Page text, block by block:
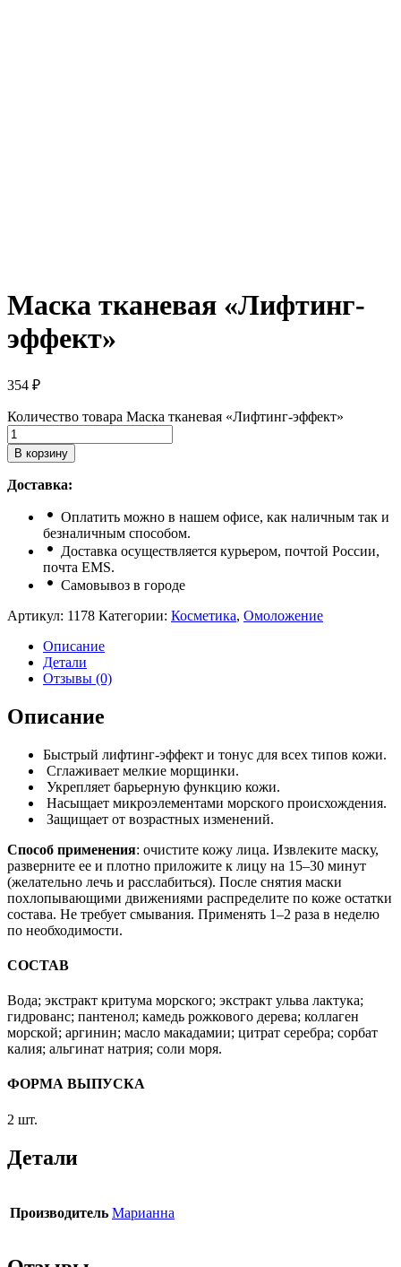
Маска тканевая «Лифтинг-
эффект»
354 ₽
Количество товара Маска тканевая «Лифтинг-эффект»
В корзину
Доставка:
Оплатить можно в нашем офисе, как наличным так и
безналичным способом.
Доставка осуществляется курьером, почтой России,
почта ЕМS.
Самовывоз в городе
Артикул: 1178 Категории: Косметика, Омоложение
Описание
Детали
Отзывы (0)
Описание
Быстрый лифтинг-эффект и тонус для всех типов кожи.
Сглаживает мелкие морщинки.
Укрепляет барьерную функцию кожи.
Насыщает микроэлементами морского происхождения.
Защищает от возрастных изменений.
Способ применения: очистите кожу лица. Извлеките маску,
разверните ее и плотно приложите к лицу на 15–30 минут
(желательно лечь и расслабиться). После снятия маски
похлопывающими движениями распределите по коже остатки
состава. Не требует смывания. Применять 1–2 раза в неделю
по необходимости.
СОСТАВ
Вода; экстракт критума морского; экстракт ульва лактука;
гидрованс; пантенол; камедь рожкового дерева; коллаген
морской; аргинин; масло макадамии; цитрат серебра; сорбат
калия; альгинат натрия; соли моря.
ФОРМА ВЫПУСКА
2 шт.
Детали
Производитель Марианна